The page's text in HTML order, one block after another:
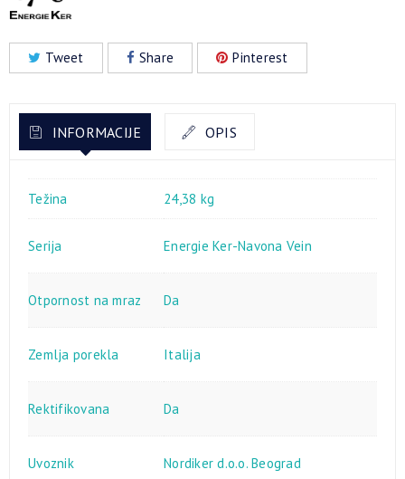
Tweet Share Pinterest
INFORMACIJE OPIS
Težina 24,38 kg
Serija Energie Ker-Navona Vein
Otpornost na mraz Da
Zemlja porekla Italija
Rektifikovana Da
Uvoznik Nordiker d.o.o. Beograd